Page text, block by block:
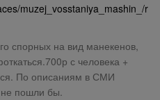
muzej_vosstaniya_mashin_/r
спорных на вид манекенов,
с человека +
По описаниям в СМИ
не пошли бы.